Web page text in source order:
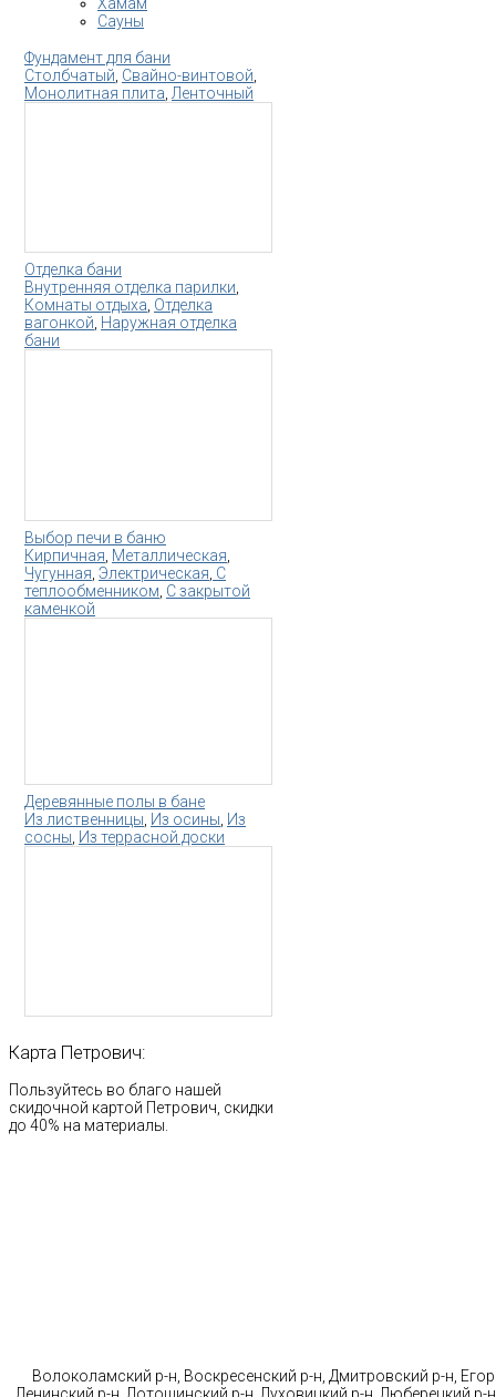
Хамам
Сауны
Фундамент для бани
Столбчатый, Свайно-винтовой,
Монолитная плита,Ленточный
Отделка бани
Внутренняя отделка парилки,
Комнаты отдыха, Отделка
вагонкой, Наружная отделка
бани
Выбор печи в баню
Кирпичная, Металлическая,
Чугунная, Электрическая, С
теплообменником, С закрытой
каменкой
Деревянные полы в бане
Из лиственницы, Из осины, Из
сосны, Из террасной доски
Карта Петрович:
Пользуйтесь во благо нашей
скидочной картой Петрович, скидки
до 40% на материалы.
Волоколамский р-н, Воскресенский р-н, Дмитровский р-н,